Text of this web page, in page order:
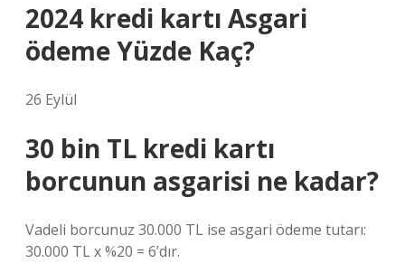
2024 kredi kartı Asgari
ödeme Yüzde Kaç?
26 Eylül
30 bin TL kredi kartı
borcunun asgarisi ne kadar?
Vadeli borcunuz 30.000 TL ise asgari ödeme tutarı:
30.000 TL x %20 = 6’dır.